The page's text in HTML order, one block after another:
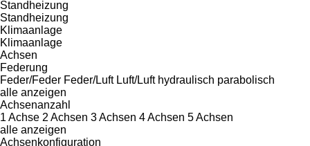
Standheizung
Standheizung
Klimaanlage
Klimaanlage
Achsen
Federung
Feder/Feder Feder/Luft Luft/Luft hydraulisch parabolisch
alle anzeigen
Achsenanzahl
1 Achse 2 Achsen 3 Achsen 4 Achsen 5 Achsen
alle anzeigen
Achsenkonfiguration